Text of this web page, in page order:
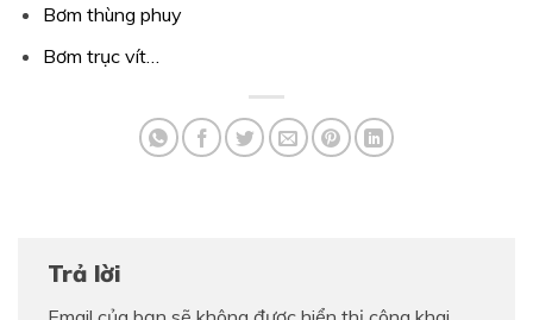
Bơm thùng phuy
Bơm trục vít…
Trả lời